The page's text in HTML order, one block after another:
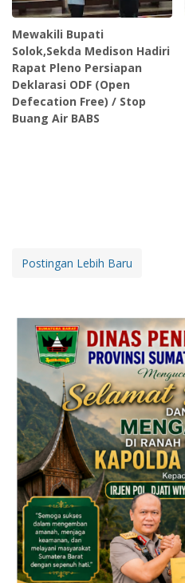
Mewakili Bupati
Solok,Sekda Medison Hadiri
Rapat Pleno Persiapan
Deklarasi ODF (Open
Defecation Free) / Stop
Buang Air BABS
Postingan Lebih Baru